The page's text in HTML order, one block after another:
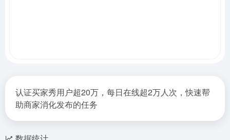
认证买家秀用户超20万，每日在线超2万人次，快速帮
助商家消化发布的任务